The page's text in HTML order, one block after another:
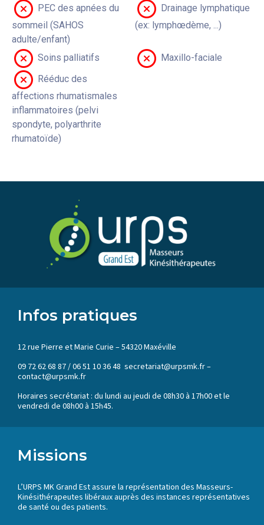
PEC des apnées du
sommeil (SAHOS
adulte/enfant)
Drainage lymphatique
(ex: lymphœdème, ...)
Soins palliatifs
Maxillo-faciale
Rééduc des
affections rhumatismales
inflammatoires (pelvi
spondyte, polyarthrite
rhumatoïde)
Infos pratiques
12 rue Pierre et Marie Curie – 54320 Maxéville
09 72 62 68 87 / 06 51 10 36 48 secretariat@urpsmk.fr –
contact@urpsmk.fr
Horaires secrétariat : du lundi au jeudi de 08h30 à 17h00 et le
vendredi de 08h00 à 15h45.
Missions
L’URPS MK Grand Est assure la représentation des Masseurs-
Kinésithérapeutes libéraux auprès des instances représentatives
de santé ou des patients.